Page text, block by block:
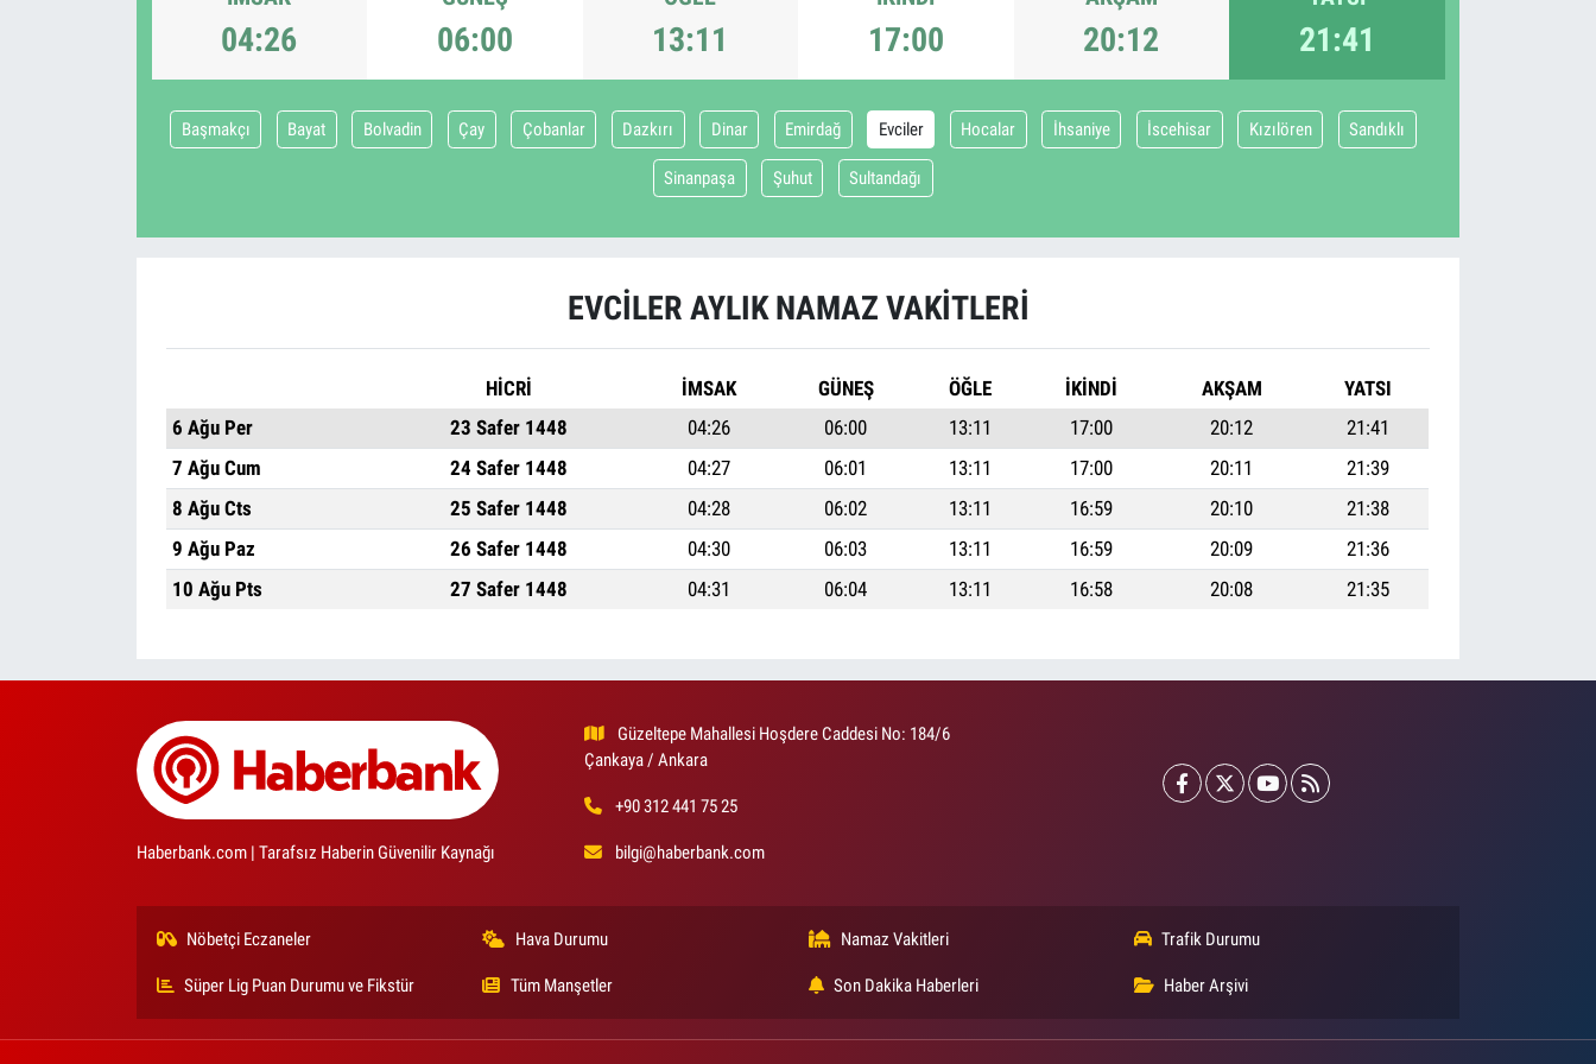
04:26 06:00 13:11 17:00 20:12 21:41
Başmakçı Bayat Bolvadin Çay Çobanlar Dazkırı Dinar Emirdağ Evciler Hocalar İhsaniye İscehisar Kızılören Sandıklı
Sinanpaşa Şuhut Sultandağı
EVCILER AYLIK NAMAZ VAKITLERI
HİCRİ İMSAK GÜNEŞ ÖĞLE İKINDI AKŞAM
YATSI
6 Ağu Per
23 Safer 1448 04:26 06:00 13:11 17:00 20:12
21:41
7 Ağu Cum
24 Safer 1448 04:27 06:01 13:11 17:00 20:11
21:39
8 Ağu Cts
25 Safer 1448 04:28 06:02 13:11 16:59 20:10
21:38
9 Ağu Paz
26 Safer 1448 04:30 06:03 13:11 16:59 20:09
21:36
10 Ağu Pts
27 Safer 1448 04:31 06:04 13:11 16:58 20:08 21:35
Haberbank.com | Tarafsız Haberin Güvenilir Kaynağı
Güzeltepe Mahallesi Hoşdere Caddesi No: 184/6
Çankaya / Ankara
+90 312 441 75 25
bilgi@haberbank.com
Nöbetçi Eczaneler Hava Durumu Namaz Vakitleri Trafik Durumu
Süper Lig Puan Durumu ve Fikstür Tüm Manşetler Son Dakika Haberleri Haber Arşivi